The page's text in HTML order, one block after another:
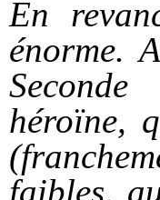
En
énorme.
héroïne,
faibles,